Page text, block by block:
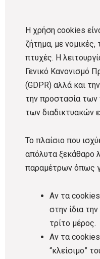
Η χρήση cookies
ζήτημα, με νομικές,
πτυχές. Η
Γενικό Κανονισμό
(GDPR) αλλά και την
την προστασία
των διαδικτυακών
Το πλαίσιο που
απόλυτα ξεκάθαρο
παραμέτρων όπως
Αν τα
στην ίδια
τρίτο μέρος.
Αν τα
“κλείσιμο”